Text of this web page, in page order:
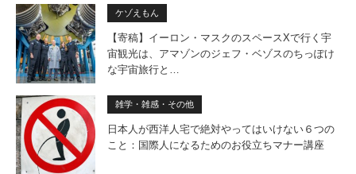
ケゾえもん
【寄稿】イーロン・マスクのスペースXで行く宇
宙観光は、アマゾンのジェフ・ベゾスのちっぽけ
な宇宙旅行と…
雑学・雑感・その他
日本人が西洋人宅で絶対やってはいけない６つの
こと：国際人になるためのお役立ちマナー講座